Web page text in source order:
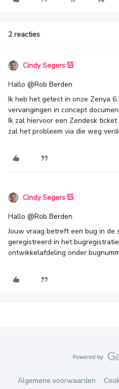
2 reacties
Cindy Segers
Hallo @Rob Berden
Ik heb het getest in onze Zenya
vervangingen in concept
Ik zal hiervoor een Zendesk
zal het probleem via die weg
Cindy Segers
Hallo @Rob Berden
Jouw vraag betreft een bug in
geregistreerd in het
ontwikkelafdeling onder
Algemene voorwaarden